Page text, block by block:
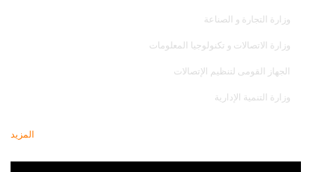
وزارة التجارة و الصناعة
وزارة الاتصالات و تكنولوجيا المعلومات
الجهاز القومى لتنظيم الإتصالات
وزارة التنمية الإدارية
المزيد